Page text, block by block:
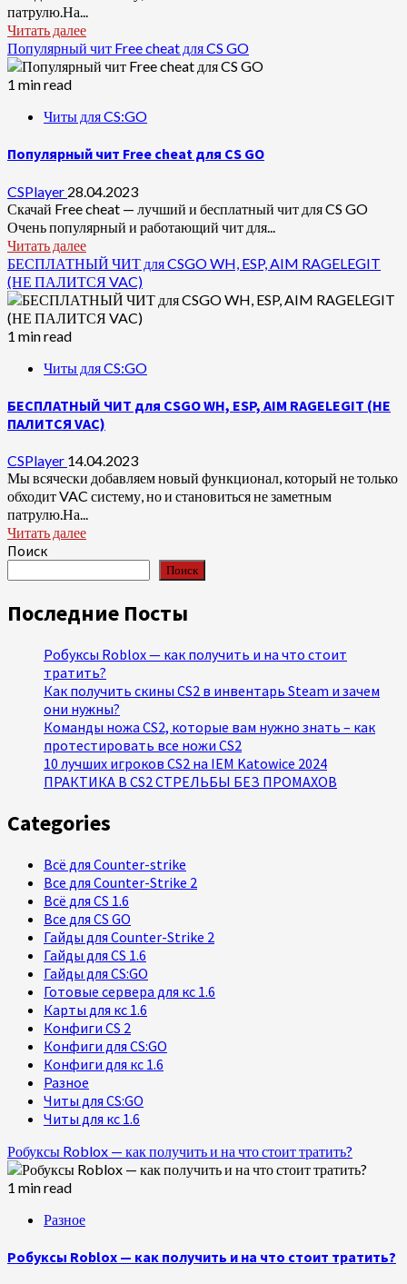
патрулю.На...
Читать далее
Популярный чит Free cheat для CS GO
1 min read
Читы для CS:GO
Популярный чит Free cheat для CS GO
CSPlayer 28.04.2023
Скачай Free cheat — лучший и бесплатный чит для CS GO
Очень популярный и работающий чит для...
Читать далее
БЕСПЛАТНЫЙ ЧИТ для CSGO WH, ESP, AIM RAGELEGIT
(НЕ ПАЛИТСЯ VAC)
1 min read
Читы для CS:GO
БЕСПЛАТНЫЙ ЧИТ для CSGO WH, ESP, AIM RAGELEGIT (НЕ
ПАЛИТСЯ VAC)
CSPlayer 14.04.2023
Мы всячески добавляем новый функционал, который не только
обходит VAC систему, но и становиться не заметным
патрулю.На...
Читать далее
Поиск
Поиск
Последние Посты
Робуксы Roblox — как получить и на что стоит
тратить?
Как получить скины CS2 в инвентарь Steam и зачем
они нужны?
Команды ножа CS2, которые вам нужно знать – как
протестировать все ножи CS2
10 лучших игроков CS2 на IEM Katowice 2024
ПРАКТИКА В CS2 СТРЕЛЬБЫ БЕЗ ПРОМАХОВ
Categories
Всё для Counter-strike
Все для Counter-Strike 2
Всё для CS 1.6
Все для CS GO
Гайды для Counter-Strike 2
Гайды для CS 1.6
Гайды для CS:GO
Готовые сервера для кс 1.6
Карты для кс 1.6
Конфиги CS 2
Конфиги для CS:GO
Конфиги для кс 1.6
Разное
Читы для CS:GO
Читы для кс 1.6
Робуксы Roblox — как получить и на что стоит тратить?
1 min read
Разное
Робуксы Roblox — как получить и на что стоит тратить?